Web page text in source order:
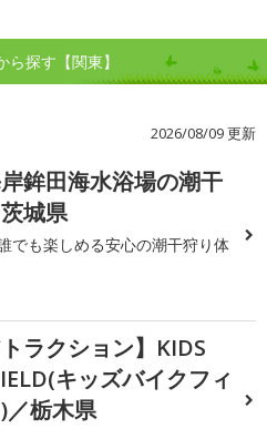
探す【関東】
2026/08/09 更新
鉾田海水浴場の潮干
城県
でも楽しめる安心の潮干狩り体
トラクション】KIDS
キッズバイクフィ
／栃木県